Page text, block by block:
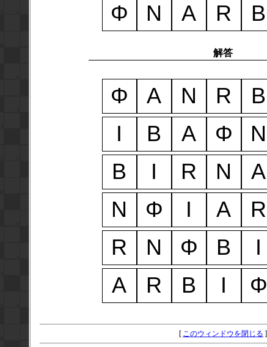
Φ
N A R B
解答
Φ A N R B
I
B A Φ N
B
I R N A
N
Φ I A R
R
N Φ B I
A
R B I Φ
[ このウィンドウを閉じる ]